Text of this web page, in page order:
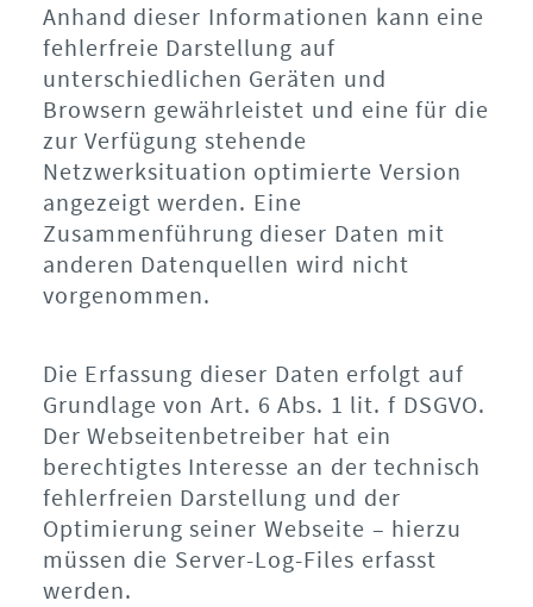
Anhand dieser Informationen kann eine
fehlerfreie Darstellung auf
unterschiedlichen Geräten und
Browsern gewährleistet und eine für die
zur Verfügung stehende
Netzwerksituation optimierte Version
angezeigt werden. Eine
Zusammenführung dieser Daten mit
anderen Datenquellen wird nicht
vorgenommen.
Die Erfassung dieser Daten erfolgt auf
Grundlage von Art. 6 Abs. 1 lit. f DSGVO.
Der Webseitenbetreiber hat ein
berechtigtes Interesse an der technisch
fehlerfreien Darstellung und der
Optimierung seiner Webseite – hierzu
müssen die Server-Log-Files erfasst
werden.